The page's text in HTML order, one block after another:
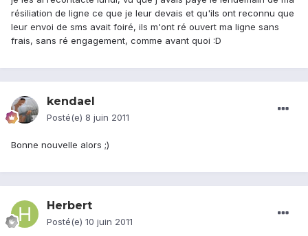
résiliation de ligne ce que je leur devais et qu'ils ont reconnu que
leur envoi de sms avait foiré, ils m'ont ré ouvert ma ligne sans
frais, sans ré engagement, comme avant quoi :D
kendael
Posté(e) 8 juin 2011
Bonne nouvelle alors ;)
Herbert
Posté(e) 10 juin 2011